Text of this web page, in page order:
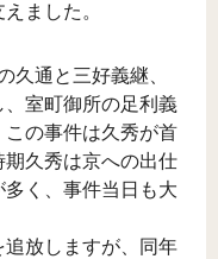
ました。
久通と三好義継、
室町御所の足利義
の事件は久秀が首
久秀は京への出仕
く、事件当日も大
放しますが、同年